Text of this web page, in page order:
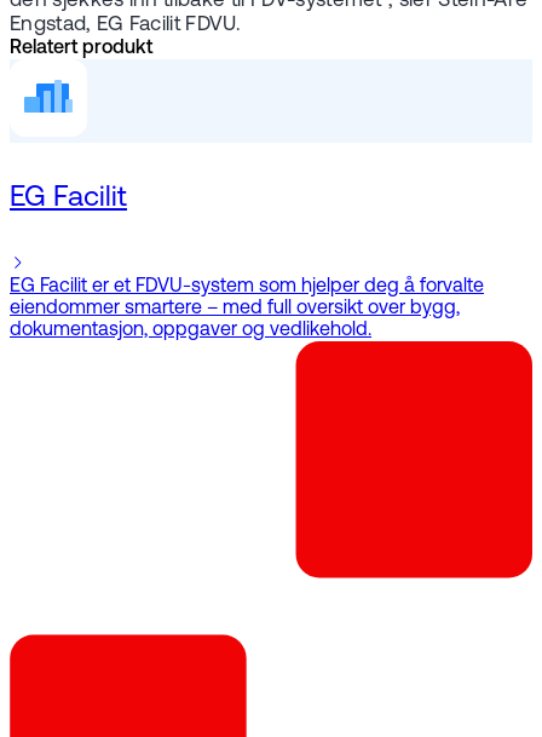
Engstad, EG Facilit FDVU.
Relatert produkt
EG Facilit
EG Facilit er et FDVU-system som hjelper deg å forvalte
eiendommer smartere – med full oversikt over bygg,
dokumentasjon, oppgaver og vedlikehold.